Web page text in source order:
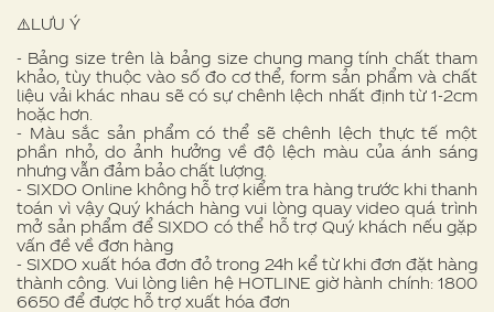
⚠️LƯU Ý
- Bảng size trên là bảng size chung mang tính chất tham
khảo, tùy thuộc vào số đo cơ thể, form sản phẩm và chất
liệu vải khác nhau sẽ có sự chênh lệch nhất định từ 1-2cm
hoặc hơn.
- Màu sắc sản phẩm có thể sẽ chênh lệch thực tế một
phần nhỏ, do ảnh hưởng về độ lệch màu của ánh sáng
nhưng vẫn đảm bảo chất lượng.
- SIXDO Online không hỗ trợ kiểm tra hàng trước khi thanh
toán vì vậy Quý khách hàng vui lòng quay video quá trình
mở sản phẩm để SIXDO có thể hỗ trợ Quý khách nếu gặp
vấn đề về đơn hàng
- SIXDO xuất hóa đơn đỏ trong 24h kể từ khi đơn đặt hàng
thành công. Vui lòng liên hệ HOTLINE giờ hành chính: 1800
6650 để được hỗ trợ xuất hóa đơn